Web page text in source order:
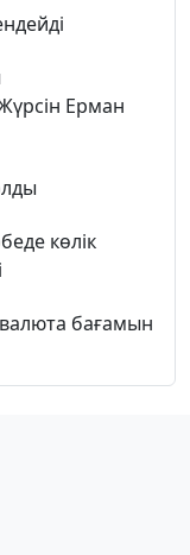
Ерман
көлік
бағамын